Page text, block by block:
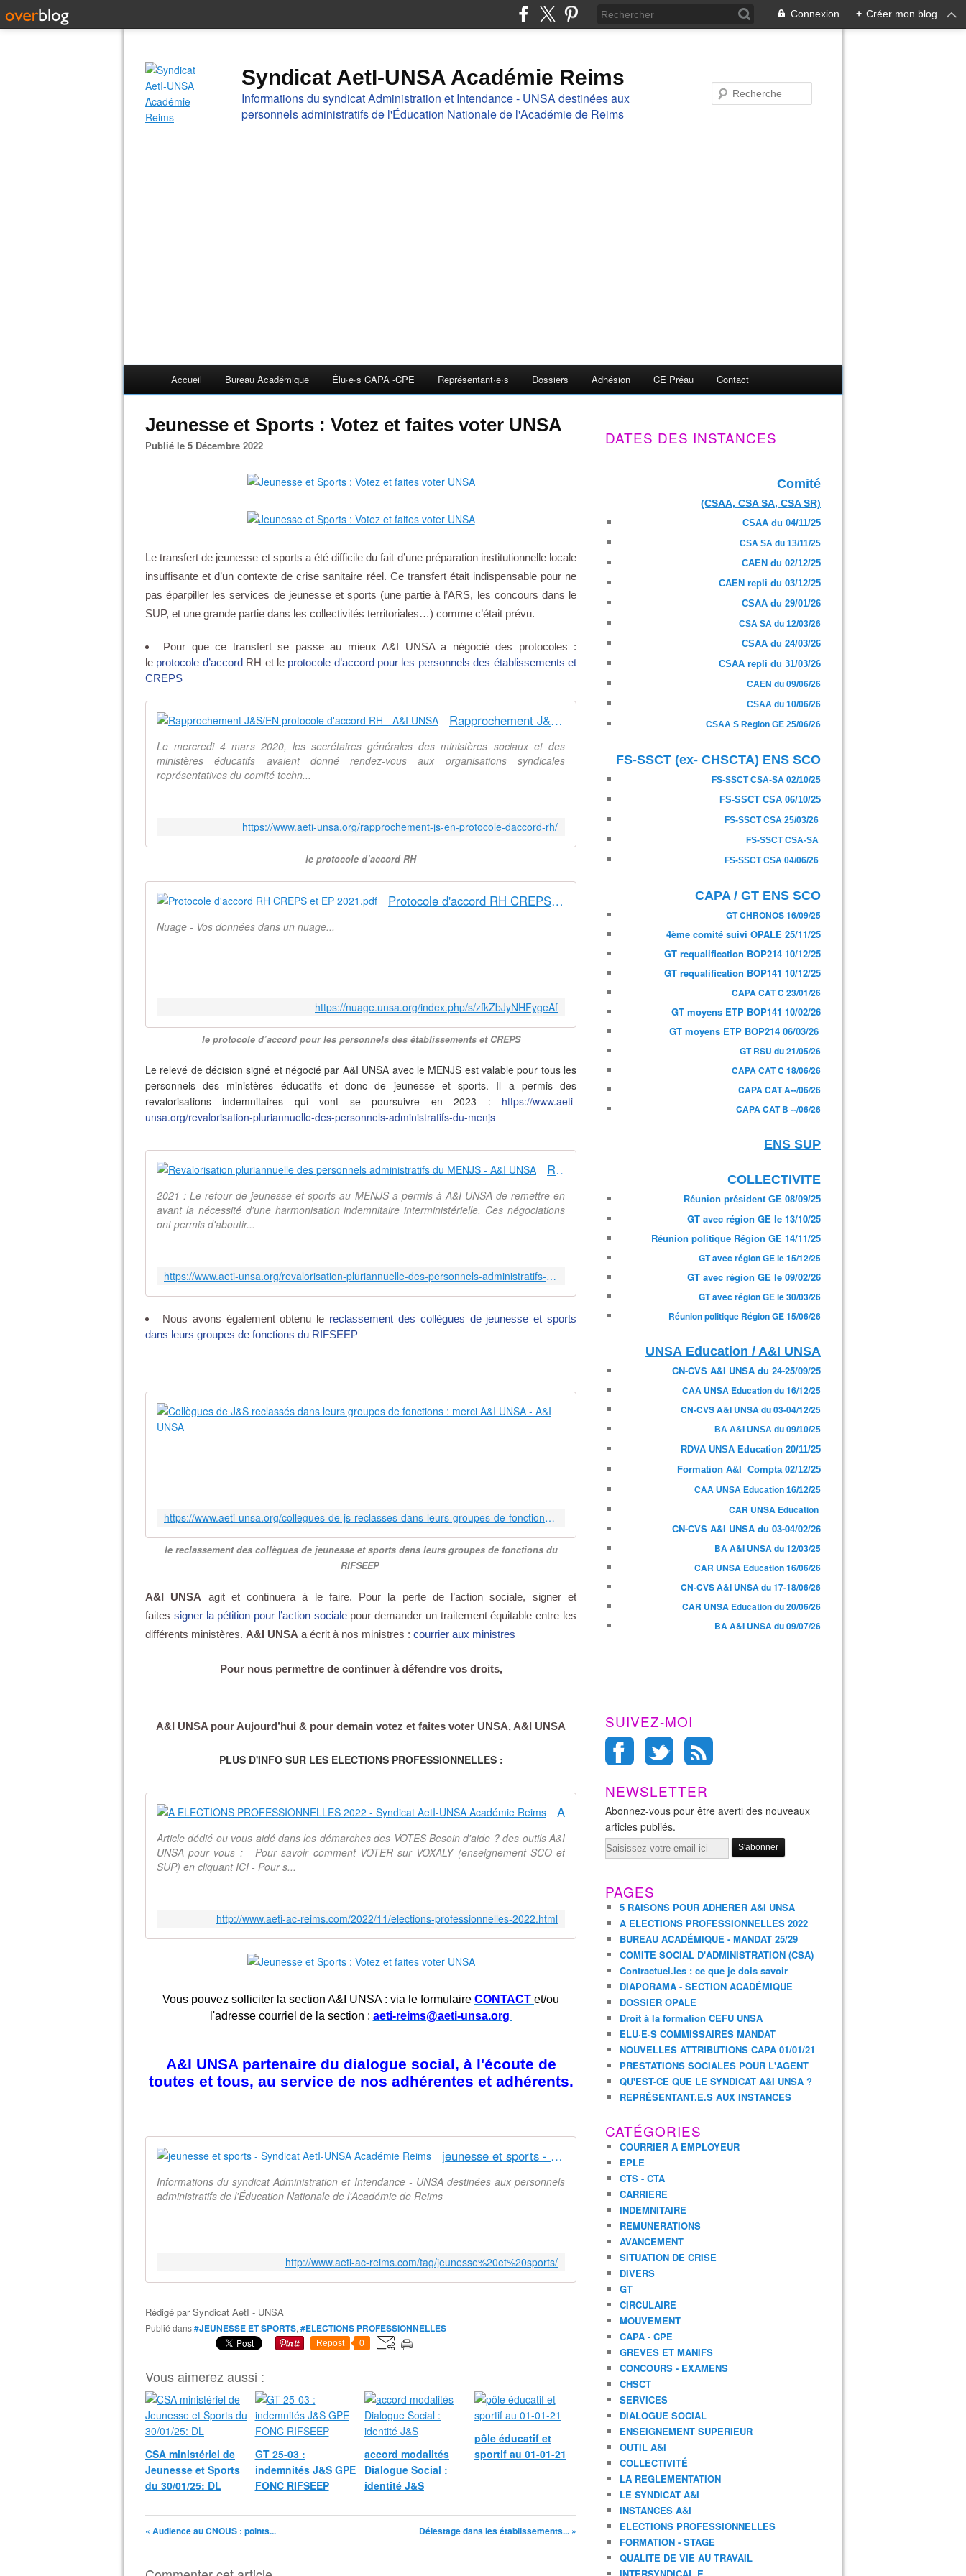
Connexion + Créer mon blog
Syndicat AetI-UNSA Académie Reims
Informations du syndicat Administration et Intendance - UNSA destinées aux
personnels administratifs de l'Éducation Nationale de l'Académie de Reims
Accueil Bureau Académique Élu·e·s CAPA -CPE Représentant·e·s Dossiers Adhésion CE Préau Contact
Jeunesse et Sports : Votez et faites voter UNSA
Publié le 5 Décembre 2022
Le transfert de jeunesse et sports a été difficile du fait d’une préparation institutionnelle locale
insuffisante et d’un contexte de crise sanitaire réel. Ce transfert était indispensable pour ne
pas éparpiller les services de jeunesse et sports (une partie à l’ARS, les concours dans le
SUP, et une grande partie dans les collectivités territoriales…) comme c’était prévu.
Pour que ce transfert se passe au mieux A&I UNSA a négocié des protocoles :
le protocole d’accord RH et le protocole d’accord pour les personnels des établissements et
CREPS
Rapprochement J&S/EN protocole d'accord RH - A&I UNSA
Le mercredi 4 mars 2020, les secrétaires générales des ministères sociaux et des
ministères éducatifs avaient donné rendez-vous aux organisations syndicales
représentatives du comité techn...
https://www.aeti-unsa.org/rapprochement-js-en-protocole-daccord-rh/
le protocole d’accord RH
Protocole d'accord RH CREPS et EP 2021.pdf
Nuage - Vos données dans un nuage...
https://nuage.unsa.org/index.php/s/zfkZbJyNHFygeAf
le protocole d’accord pour les personnels des établissements et CREPS
Le relevé de décision signé et négocié par A&I UNSA avec le MENJS est valable pour tous les
personnels des ministères éducatifs et donc de jeunesse et sports. Il a permis des
revalorisations indemnitaires qui vont se poursuivre en 2023 :
https://www.aeti-
unsa.org/revalorisation-pluriannuelle-des-personnels-administratifs-du-menjs
Revalorisation pluriannuelle des personnels administratifs du MENJS - A&I UNSA
2021 : Le retour de jeunesse et sports au MENJS a permis à A&I UNSA de remettre en
avant la nécessité d'une harmonisation indemnitaire interministérielle. Ces négociations
ont permis d'aboutir...
https://www.aeti-unsa.org/revalorisation-pluriannuelle-des-personnels-administratifs-du-menjs/
Nous avons également obtenu le reclassement des collègues de jeunesse et sports
dans leurs groupes de fonctions du RIFSEEP
Collègues de J&S reclassés dans leurs groupes de fonctions : merci
e
o
e
r
s
d
f
https://www.aeti-unsa.org/collegues-de-js-reclasses-dans-leurs-groupes-de-fonctions-merci-ai-unsa/
le reclassement des collègues de jeunesse et sports dans leurs groupes de fonctions du
RIFSEEP
A&I UNSA agit et continuera à le faire. Pour la perte de l’action sociale, signer et
faites signer la pétition pour l’action sociale pour demander un traitement équitable entre les
différents ministères. A&I UNSA a écrit à nos ministres : courrier aux ministres
Pour nous permettre de continuer à défendre vos droits,
A&I UNSA pour Aujourd’hui & pour demain votez et faites voter UNSA, A&I UNSA
PLUS D'INFO SUR LES ELECTIONS PROFESSIONNELLES :
Article dédié ou vous aidé dans les démarches des VOTES Besoin d'aide ? des outils A&I
UNSA pour vous : - Pour savoir comment VOTER sur VOXALY (enseignement SCO et
SUP) en cliquant ICI - Pour s...
http://www.aeti-ac-reims.com/2022/11/elections-professionnelles-2022.html
Vous pouvez solliciter la section A&I UNSA : via le formulaire CONTACT et/ou
l'adresse courriel de la section : aeti-reims@aeti-unsa.org
A&I UNSA partenaire du dialogue social, à l'écoute de
toutes et tous, au service de nos adhérentes et adhérents.
jeunesse et sports - Syndicat AetI-UNSA Académie Reims
Informations du syndicat Administration et Intendance - UNSA destinées aux personnels
administratifs de l'Éducation Nationale de l'Académie de Reims
http://www.aeti-ac-reims.com/tag/jeunesse%20et%20sports/
Rédigé parSyndicat AetI - UNSA
Publié dans#JEUNESSE ET SPORTS, #ELECTIONS PROFESSIONNELLES
Repost 0
Vous aimerez aussi :
CSA ministériel de
Jeunesse et Sports
du 30/01/25: DL
GT 25-03 :
indemnités J&S GPE
FONC RIFSEEP
accord modalités
Dialogue Social :
identité J&S
pôle éducatif et
sportif au 01-01-21
« Audience au CNOUS : points... Délestage dans les établissements... »
DATES DES INSTANCES
Comité
(CSAA, CSA SA, CSA SR)
CSAA du 04/11/25
CSA SA du 13/11/25
CAEN du 02/12/25
CAEN repli du 03/12/25
CSAA du 29/01/26
CSA SA du 12/03/26
CSAA du 24/03/26
CSAA repli du 31/03/26
CAEN du 09/06/26
CSAA du 10/06/26
CSAA S Region GE 25/06/26
FS-SSCT (ex- CHSCTA) ENS SCO
FS-SSCT CSA-SA 02/10/25
FS-SSCT CSA 06/10/25
FS-SSCT CSA 25/03/26
FS-SSCT CSA-SA
FS-SSCT CSA 04/06/26
CAPA / GT ENS SCO
GT CHRONOS 16/09/25
4ème comité suivi OPALE 25/11/25
GT requalification BOP214 10/12/25
GT requalification BOP141 10/12/25
CAPA CAT C 23/01/26
GT moyens ETP BOP141 10/02/26
GT moyens ETP BOP214 06/03/26
GT RSU du 21/05/26
CAPA CAT C 18/06/26
CAPA CAT A--/06/26
CAPA CAT B --/06/26
ENS SUP
COLLECTIVITE
Réunion président GE 08/09/25
GT avec région GE le 13/10/25
Réunion politique Région GE 14/11/25
GT avec région GE le 15/12/25
GT avec région GE le 09/02/26
GT avec région GE le 30/03/26
Réunion politique Région GE 15/06/26
UNSA Education / A&I UNSA
CN-CVS A&I UNSA du 24-25/09/25
CAA UNSA Education du 16/12/25
CN-CVS A&I UNSA du 03-04/12/25
BA A&I UNSA du 09/10/25
RDVA UNSA Education 20/11/25
Formation A&I Compta 02/12/25
CAA UNSA Education 16/12/25
CAR UNSA Education
CN-CVS A&I UNSA du 03-04/02/26
BA A&I UNSA du 12/03/25
CAR UNSA Education 16/06/26
CN-CVS A&I UNSA du 17-18/06/26
CAR UNSA Education du 20/06/26
BA A&I UNSA du 09/07/26
SUIVEZ-MOI
NEWSLETTER
Abonnez-vous pour être averti des nouveaux
articles publiés.
Email
PAGES
5 RAISONS POUR ADHERER A&I UNSA
A ELECTIONS PROFESSIONNELLES 2022
BUREAU ACADÉMIQUE - MANDAT 25/29
COMITE SOCIAL D'ADMINISTRATION (CSA)
Contractuel.les : ce que je dois savoir
DIAPORAMA - SECTION ACADÉMIQUE
DOSSIER OPALE
Droit à la formation CEFU UNSA
ELU·E·S COMMISSAIRES MANDAT
NOUVELLES ATTRIBUTIONS CAPA 01/01/21
PRESTATIONS SOCIALES POUR L'AGENT
QU'EST-CE QUE LE SYNDICAT A&I UNSA ?
REPRÉSENTANT.E.S AUX INSTANCES
CATÉGORIES
COURRIER A EMPLOYEUR
EPLE
CTS - CTA
CARRIERE
INDEMNITAIRE
REMUNERATIONS
AVANCEMENT
SITUATION DE CRISE
DIVERS
GT
CIRCULAIRE
MOUVEMENT
CAPA - CPE
GREVES ET MANIFS
CONCOURS - EXAMENS
CHSCT
SERVICES
DIALOGUE SOCIAL
ENSEIGNEMENT SUPERIEUR
OUTIL A&I
COLLECTIVITÉ
LA REGLEMENTATION
LE SYNDICAT A&I
INSTANCES A&I
ELECTIONS PROFESSIONNELLES
FORMATION - STAGE
QUALITE DE VIE AU TRAVAIL